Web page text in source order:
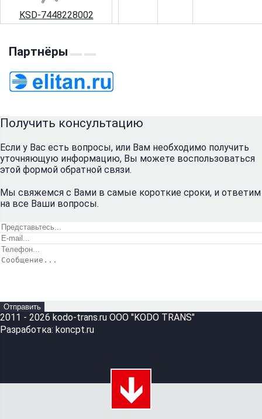
KSD-7448228002
Партнёры
Получить консультацию
Если у Вас есть вопросы, или Вам необходимо получить
уточняющую информацию, Вы можете воспользоваться
этой формой обратной связи.
Мы свяжемся с Вами в самые короткие сроки, и ответим
на все Ваши вопросы.
Отправить
2011 - 2026 kodo-trans.ru ООО "KODO TRANS"
Разработка: koncpt.ru